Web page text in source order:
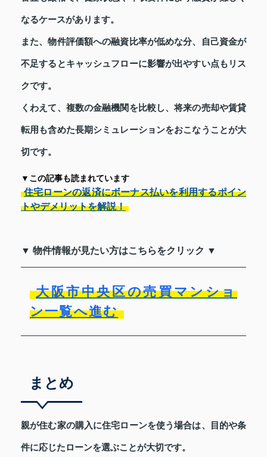
なるケースがあります。
また、物件評価額への融資比率が低めな分、自己資金が
不足するとキャッシュフローに影響が出やすい点もリス
クです。
くわえて、複数の金融機関を比較し、将来の売却や賃貸
転用も含めた長期シミュレーションをおこなうことが大
切です。
▼この記事も読まれています
住宅ローンの返済にボーナス払いを利用するポイン
トやデメリットを解説！
▼ 物件情報が見たい方はこちらをクリック ▼
大阪市中央区の売買マンショ
ン一覧へ進む
まとめ
親が住む家の購入に住宅ローンを使う場合は、目的や条
件に応じたローンを選ぶことが大切です。